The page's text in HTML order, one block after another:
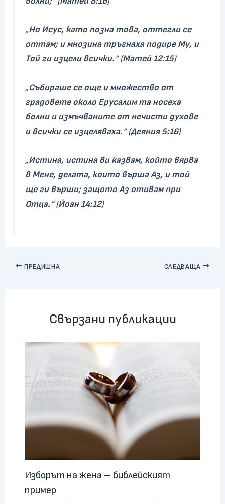
„Но Исус, като позна това, оттегли се
оттам; и мнозина тръгнаха подире Му, и
Той ги изцели всички.“ (Матей 12:15)
„Събираше се още и множество от
градовете около Ерусалим та носеха
болни и измъчваните от нечисти духове
и всички се изцеляваха.“ (Деяния 5:16)
„Истина, истина ви казвам, който вярва
в Мене, делата, които върша Аз, и той
ще ги върши; защото Аз отивам при
Отца.“ (Йоан 14:12)
ПРЕДИШНА СЛЕДВАЩА
Свързани публикации
Изборът на жена – библейският
пример